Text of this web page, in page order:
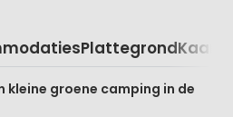
PlattegrondKaart
kleine groene camping in de